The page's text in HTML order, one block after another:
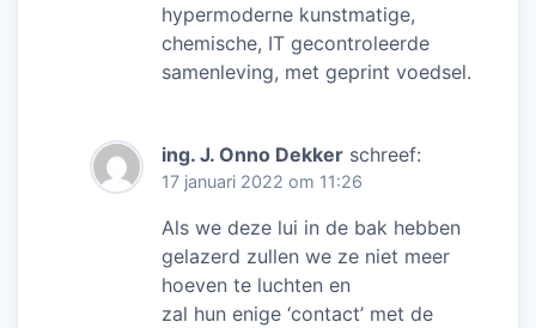
hypermoderne kunstmatige,
chemische, IT gecontroleerde
samenleving, met geprint voedsel.
ing. J. Onno Dekker schreef:
17 januari 2022 om 11:26
Als we deze lui in de bak hebben
gelazerd zullen we ze niet meer
hoeven te luchten en
zal hun enige ‘contact’ met de